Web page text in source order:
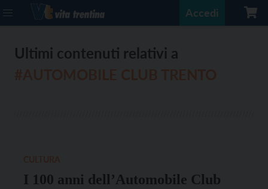
Accedi
Ultimi contenuti relativi a
I 100 anni dell’Automobile Club